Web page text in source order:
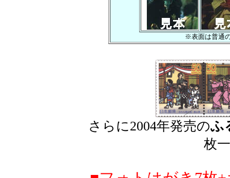
※表面は普通
さらに2004年発売のふ
枚